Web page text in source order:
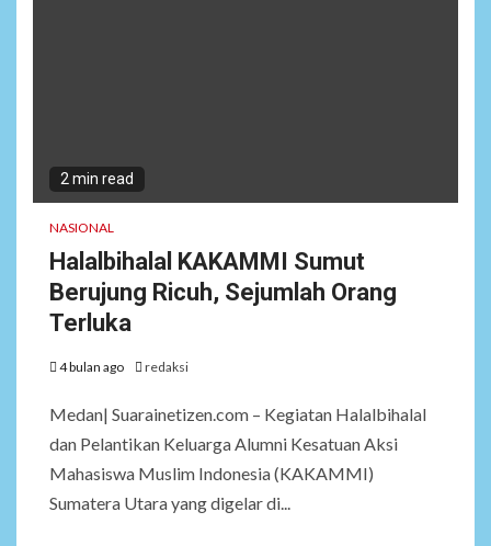
2 min read
NASIONAL
Halalbihalal KAKAMMI Sumut
Berujung Ricuh, Sejumlah Orang
Terluka
4 bulan ago redaksi
Medan| Suarainetizen.com – Kegiatan Halalbihalal
dan Pelantikan Keluarga Alumni Kesatuan Aksi
Mahasiswa Muslim Indonesia (KAKAMMI)
Sumatera Utara yang digelar di...